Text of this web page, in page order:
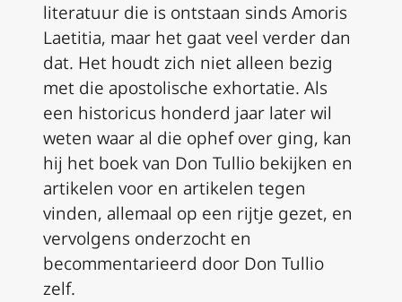
literatuur die is ontstaan sinds Amoris
Laetitia, maar het gaat veel verder dan
dat. Het houdt zich niet alleen bezig
met die apostolische exhortatie. Als
een historicus honderd jaar later wil
weten waar al die ophef over ging, kan
hij het boek van Don Tullio bekijken en
artikelen voor en artikelen tegen
vinden, allemaal op een rijtje gezet, en
vervolgens onderzocht en
becommentarieerd door Don Tullio
zelf.